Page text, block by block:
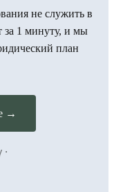
не служить в
за 1 минуту, и мы
план
→